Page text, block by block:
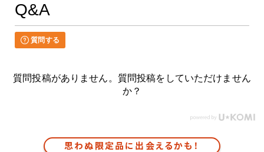
Q&A
質問する
質問投稿がありません。質問投稿をしていただけません
か？
思わぬ限定品に出会えるかも！